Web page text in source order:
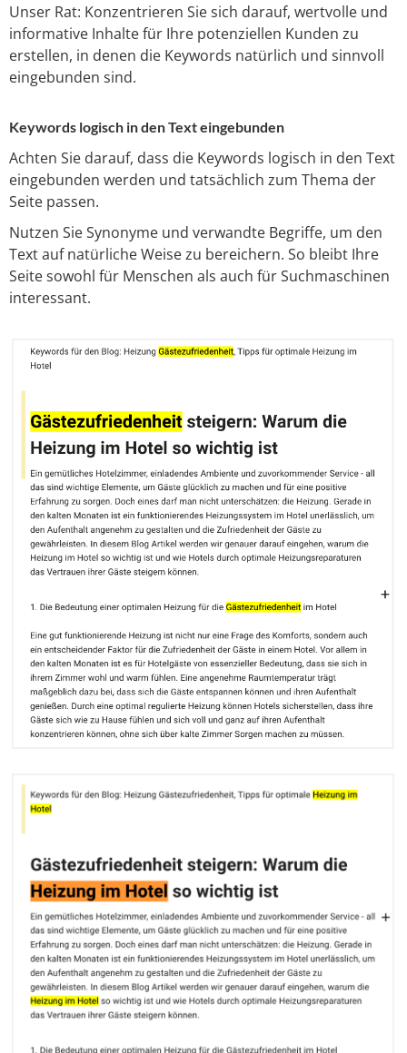
Unser Rat: Konzentrieren Sie sich darauf, wertvolle und
informative Inhalte für Ihre potenziellen Kunden zu
erstellen, in denen die Keywords natürlich und sinnvoll
eingebunden sind.
Keywords logisch in den Text eingebunden
Achten Sie darauf, dass die Keywords logisch in den Text
eingebunden werden und tatsächlich zum Thema der
Seite passen.
Nutzen Sie Synonyme und verwandte Begriffe, um den
Text auf natürliche Weise zu bereichern. So bleibt Ihre
Seite sowohl für Menschen als auch für Suchmaschinen
interessant.